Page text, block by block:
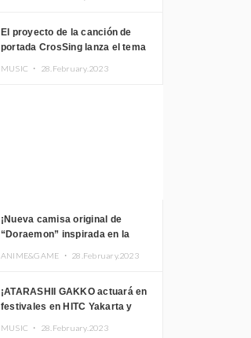
El proyecto de la canción de
portada CrosSing lanza el tema
MUSIC ・ 28.February.2023
¡Nueva camisa original de
“Doraemon” inspirada en la
ANIME&GAME ・ 28.February.2023
¡ATARASHII GAKKO actuará en
festivales en HITC Yakarta y
MUSIC ・ 28.February.2023